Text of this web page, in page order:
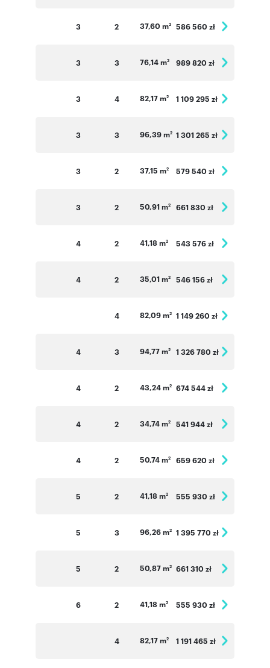
3 2 37,60 m2 586 560 zł
3 3 76,14 m2 989 820 zł
3 4 82,17 m2 1 109 295 zł
3 3 96,39 m2 1 301 265 zł
3 2 37,15 m2 579 540 zł
3 2 50,91 m2 661 830 zł
4 2 41,18 m2 543 576 zł
4 2 35,01 m2 546 156 zł
4 82,09 m2 1 149 260 zł
4 3 94,77 m2 1 326 780 zł
4 2 43,24 m2 674 544 zł
4 2 34,74 m2 541 944 zł
4 2 50,74 m2 659 620 zł
5 2 41,18 m2 555 930 zł
5 3 96,26 m2 1 395 770 zł
5 2 50,87 m2 661 310 zł
6 2 41,18 m2 555 930 zł
4 82,17 m2 1 191 465 zł